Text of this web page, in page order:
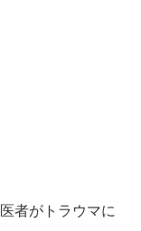
者がトラウマに